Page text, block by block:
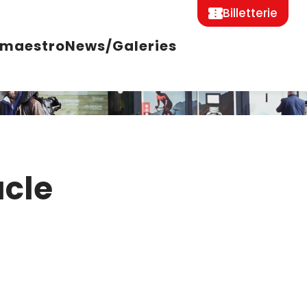
Billetterie
News/Galeries